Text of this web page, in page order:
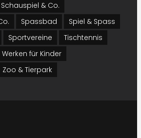
Schauspiel & Co.
Spassbad
Spiel & Spass
Sportvereine
Tischtennis
Werken für Kinder
Zoo & Tierpark